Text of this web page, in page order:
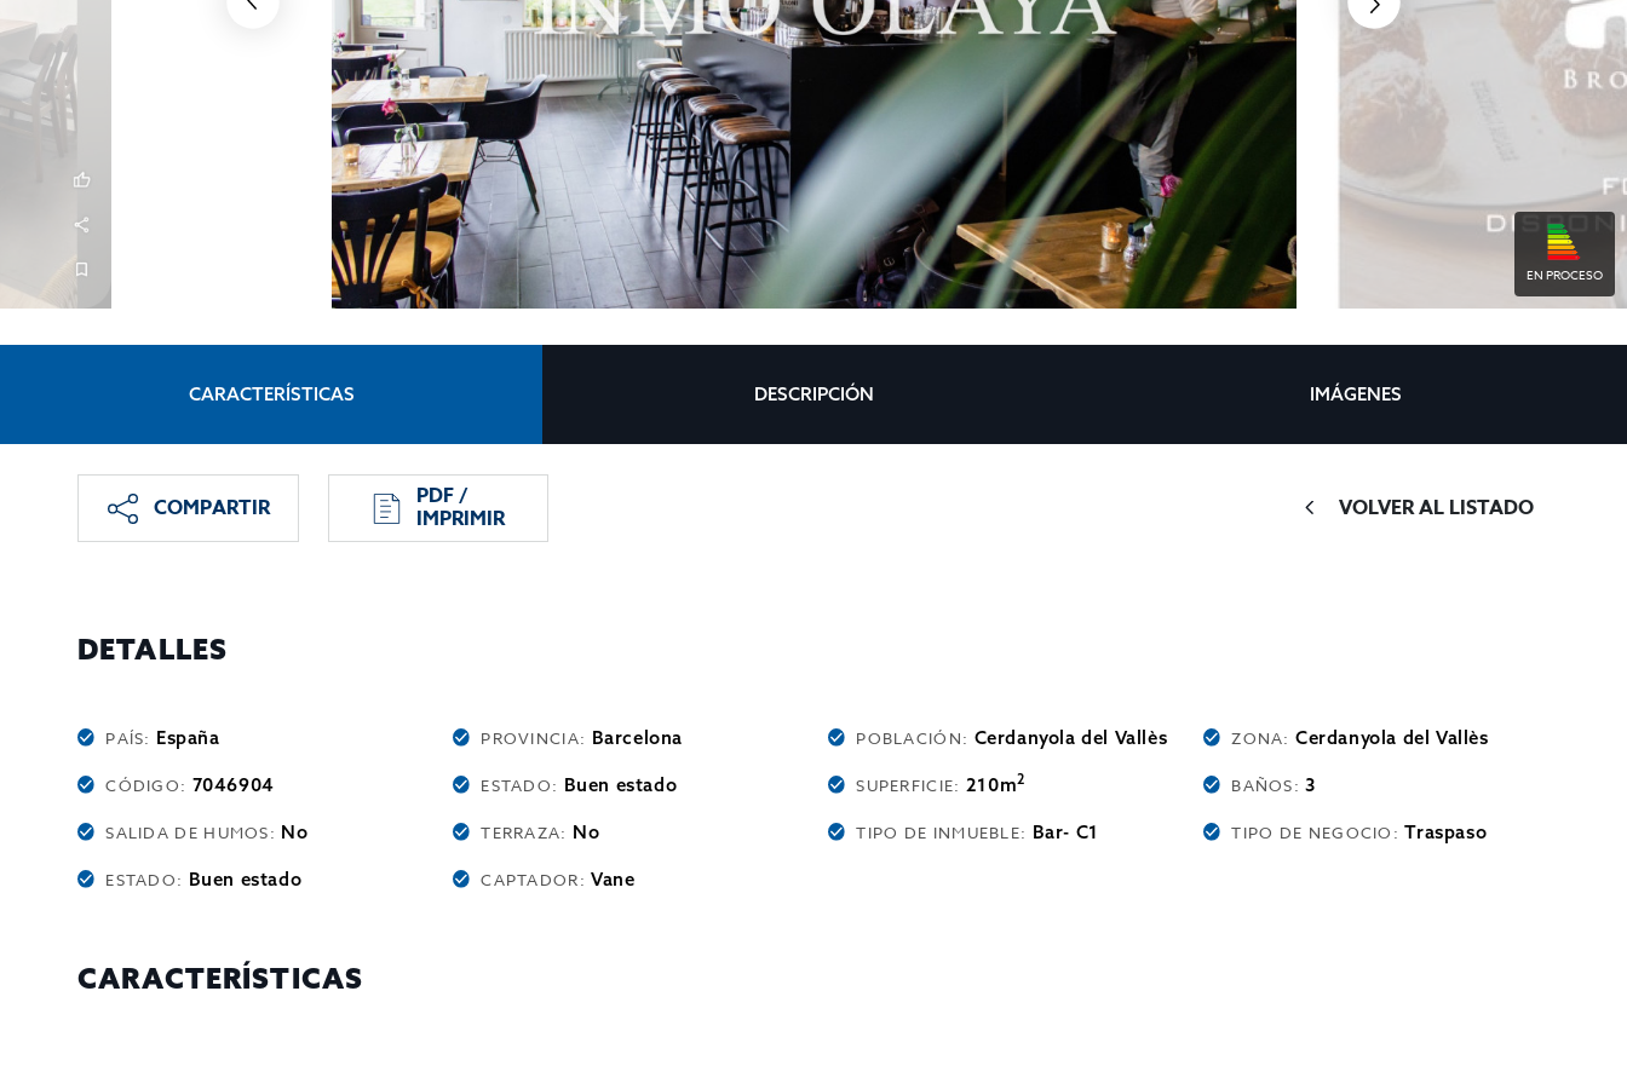
EN PROCESO
CARACTERÍSTICAS DESCRIPCIÓN IMÁGENES
COMPARTIR PDF /
IMPRIMIR VOLVER AL LISTADO
DETALLES
PAÍS: España PROVINCIA: Barcelona POBLACIÓN: Cerdanyola del Vallès ZONA:Cerdanyola del Vallès
CÓDIGO: 7046904 ESTADO: Buen estado SUPERFICIE: 210m2 BAÑOS:3
SALIDA DE HUMOS: No TERRAZA: No TIPO DE INMUEBLE: Bar- C1 TIPO DE NEGOCIO:Traspaso
ESTADO: Buen estado CAPTADOR:Vane
CARACTERÍSTICAS